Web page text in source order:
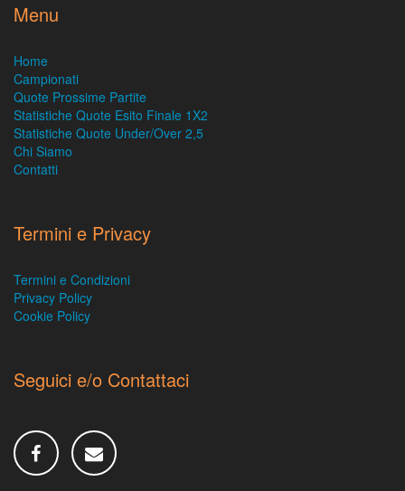
Menu
Home
Campionati
Quote Prossime Partite
Statistiche Quote Esito Finale 1X2
Statistiche Quote Under/Over 2,5
Chi Siamo
Contatti
Termini e Privacy
Termini e Condizioni
Privacy Policy
Cookie Policy
Seguici e/o Contattaci